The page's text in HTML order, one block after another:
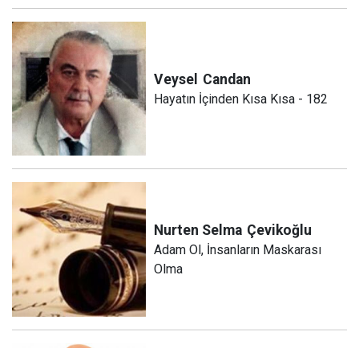
Veysel Candan
Hayatın İçinden Kısa Kısa - 182
Nurten Selma Çevikoğlu
Adam Ol, İnsanların Maskarası
Olma